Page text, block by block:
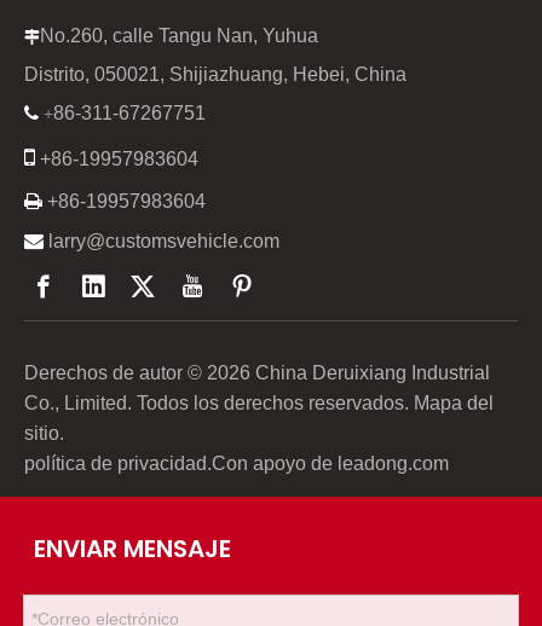
No.260, calle Tangu Nan, Yuhua
Distrito, 050021, Shijiazhuang, Hebei, China
 +86-311-67267751
 +86-19957983604
 +86-19957983604
 larry@customsvehicle.com
Derechos de autor © 2026 China Deruixiang Industrial
Co., Limited. Todos los derechos reservados. Mapa del
sitio.
política de privacidad.Con apoyo de leadong.com
ENVIAR MENSAJE